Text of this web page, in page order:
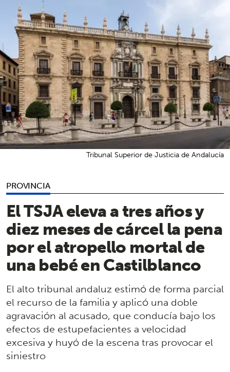
PROVINCIA
El TSJA eleva a tres años y
diez meses de cárcel la pena
por el atropello mortal de
una bebé en Castilblanco
El alto tribunal andaluz estimó de forma parcial
el recurso de la familia y aplicó una doble
agravación al acusado, que conducía bajo los
efectos de estupefacientes a velocidad
excesiva y huyó de la escena tras provocar el
siniestro
Tribunal Superior de Justicia de Andalucía